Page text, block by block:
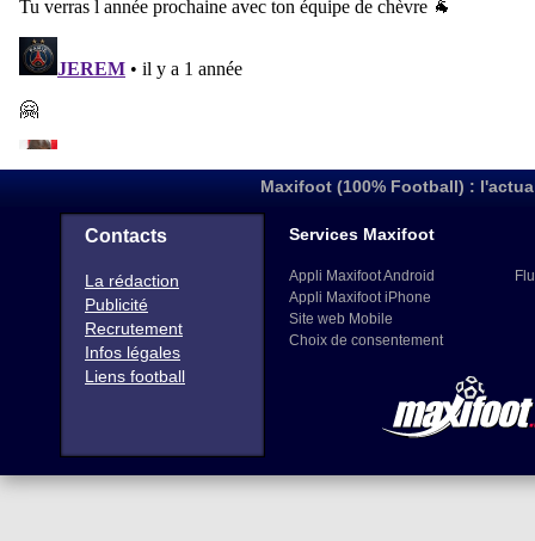
Maxifoot (100% Football) :
Contacts
La rédaction
Publicité
Recrutement
Infos légales
Liens football
Services Maxifoot
Appli Maxifoot Android
Appli Maxifoot iPhone
Site web Mobile
Choix de consentement